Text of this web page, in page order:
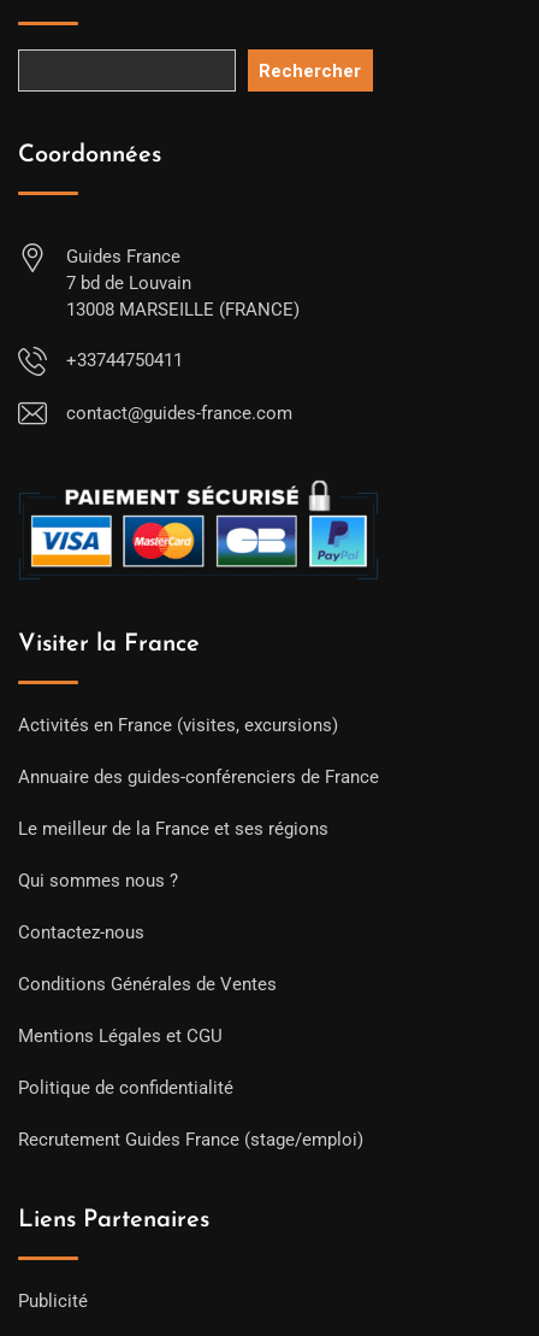
Rechercher
Coordonnées
Guides France
7 bd de Louvain
13008 MARSEILLE (FRANCE)
+33744750411
contact@guides-france.com
Visiter la France
Activités en France (visites, excursions)
Annuaire des guides-conférenciers de France
Le meilleur de la France et ses régions
Qui sommes nous ?
Contactez-nous
Conditions Générales de Ventes
Mentions Légales et CGU
Politique de confidentialité
Recrutement Guides France (stage/emploi)
Liens Partenaires
Publicité